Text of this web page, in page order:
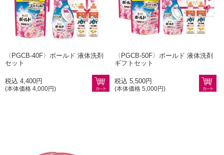
〈PGCB-40F〉ボールド 液体洗剤
セット
税込 4,400円
(本体価格 4,000円)
〈PGCB-50F〉ボールド 液体洗剤
ギフトセット
税込 5,500円
(本体価格 5,000円)